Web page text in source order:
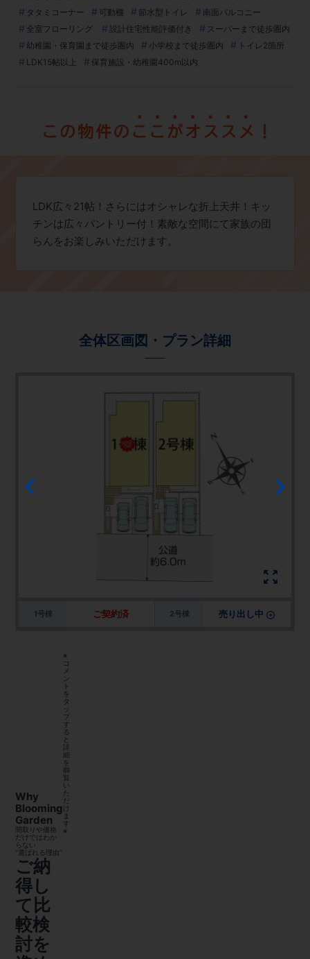
タタミコーナー
可動棚 節水型トイレ
南面バルコニー
全室フローリング
設計住宅性能評価付き
スーパーまで徒歩圏内
幼稚園・保育園まで徒歩圏内
小学校まで徒歩圏内
トイレ2箇所
LDK15帖以上
保育施設・幼稚園400m以内
LDK広々21帖！さらにはオシャレな折上天井！キッ
チンは広々パントリー付！素敵な空間にて家族の団
らんをお楽しみいただけます。
全体区画図・プラン詳細
1号棟 ご契約済 2号棟 売り出し中
Why
Blooming
Garden
間取りや価格
だけではわか
らない
“選ばれる理由”
ご納
得し
て比
較検
討を
※
コ
メ
ン
ト
を
タ
ッ
プ
す
る
と
詳
細
を
御
覧
い
た
だ
け
ま
す
※